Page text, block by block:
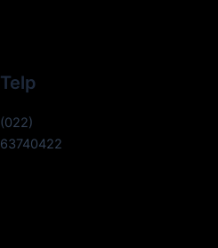
Telp
(022)
63740422